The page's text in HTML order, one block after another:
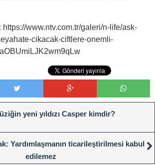
www.ntv.com.tr/galeri/n-life/ask-
cikacak-ciftlere-onemli-
yeni yıldızı Casper kimdir?
Yardımlaşmanın ticarileştirilmesi kabul
edilemez